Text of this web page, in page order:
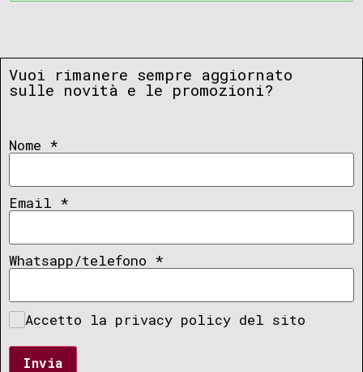
Vuoi rimanere sempre aggiornato
sulle novità e le promozioni?
Nome *
Email *
Whatsapp/telefono *
Accetto la privacy policy del sito
Invia